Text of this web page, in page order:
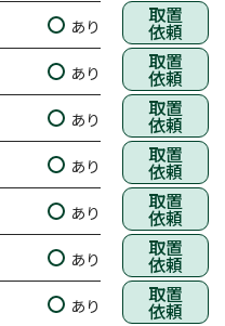
あり 取置
依頼
あり 取置
依頼
あり 取置
依頼
あり 取置
依頼
あり 取置
依頼
あり 取置
依頼
あり 取置
依頼